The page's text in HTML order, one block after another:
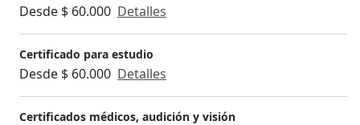
Desde $ 60.000 Detalles
Certificado para estudio
Desde $ 60.000 Detalles
Certificados médicos, audición y visión